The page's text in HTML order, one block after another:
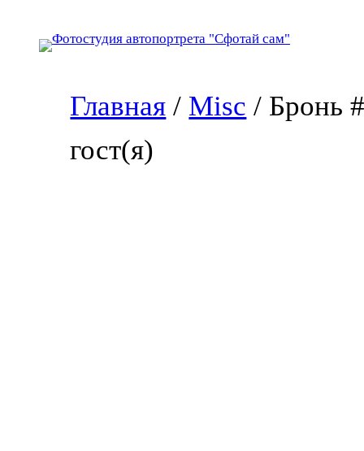
Главная / Misc / Бронь
гост(я)